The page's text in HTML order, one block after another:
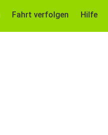
Fahrt verfolgen Hilfe